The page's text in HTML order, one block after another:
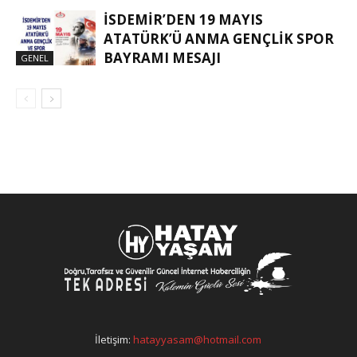
GENEL
İSDEMİR’DEN 19 MAYIS
ATATÜRK’Ü ANMA GENÇLİK SPOR
BAYRAMI MESAJI
İletişim:hatayyasam@hotmail.com